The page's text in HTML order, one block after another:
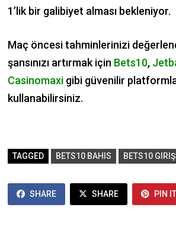
1’lik bir galibiyet alması bekleniyor.
Maç öncesi tahminlerinizi
şansınızı artırmak için Bets10,
Casinomaxigibi güvenilir
kullanabilirsiniz.
TAGGED BETS10 BAHIS BETS10 GIRIŞ
SHARE SHARE PIN IT